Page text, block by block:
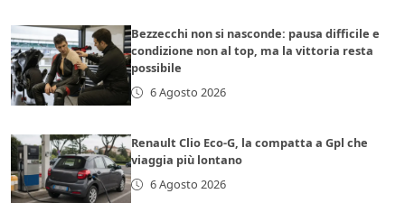
Bezzecchi non si nasconde: pausa difficile e
condizione non al top, ma la vittoria resta
possibile
6 Agosto 2026
Renault Clio Eco-G, la compatta a Gpl che
viaggia più lontano
6 Agosto 2026